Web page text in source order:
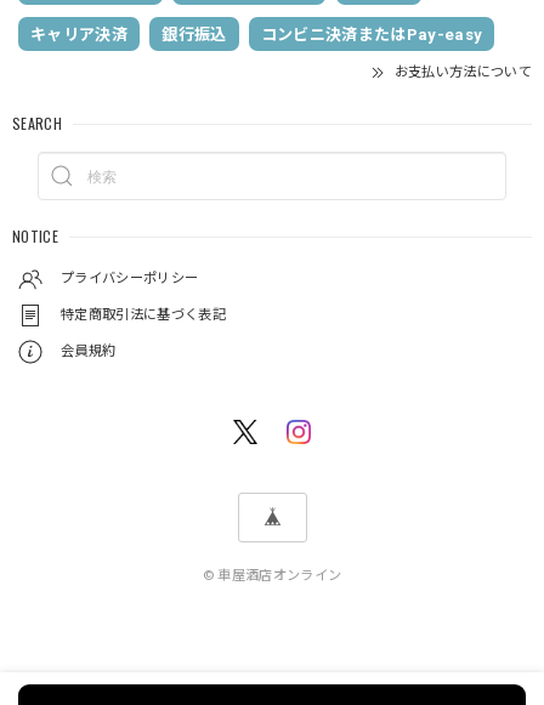
キャリア決済 銀行振込 コンビニ決済またはPay-easy
お支払い方法について
SEARCH
NOTICE
プライバシーポリシー
特定商取引法に基づく表記
会員規約
© 車屋酒店オンライン